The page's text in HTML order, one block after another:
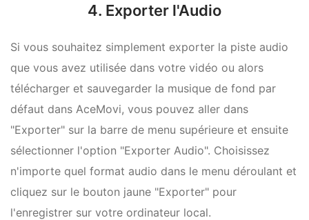
4. Exporter l'Audio
Si vous souhaitez simplement exporter la piste audio
que vous avez utilisée dans votre vidéo ou alors
télécharger et sauvegarder la musique de fond par
défaut dans AceMovi, vous pouvez aller dans
"Exporter" sur la barre de menu supérieure et ensuite
sélectionner l'option "Exporter Audio". Choisissez
n'importe quel format audio dans le menu déroulant et
cliquez sur le bouton jaune "Exporter" pour
l'enregistrer sur votre ordinateur local.